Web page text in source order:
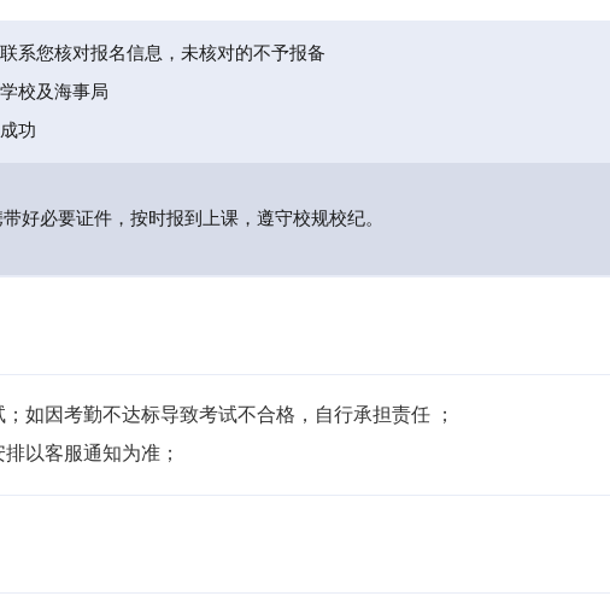
系您核对报名信息，未核对的不予报备
校及海事局
功
好必要证件，按时报到上课，遵守校规校纪。
如因考勤不达标导致考试不合格，自行承担责任 ；
以客服通知为准；